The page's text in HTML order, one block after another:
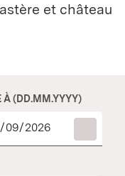
et château
À (DD.MM.YYYY)